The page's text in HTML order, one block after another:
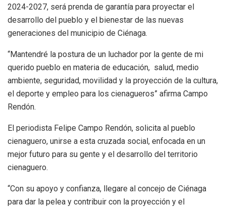
2024-2027, será prenda de garantía para proyectar el
desarrollo del pueblo y el bienestar de las nuevas
generaciones del municipio de Ciénaga.
“Mantendré la postura de un luchador por la gente de mi
querido pueblo en materia de educación, salud, medio
ambiente, seguridad, movilidad y la proyección de la cultura,
el deporte y empleo para los cienagueros” afirma Campo
Rendón.
El periodista Felipe Campo Rendón, solicita al pueblo
cienaguero, unirse a esta cruzada social, enfocada en un
mejor futuro para su gente y el desarrollo del territorio
cienaguero.
“Con su apoyo y confianza, llegare al concejo de Ciénaga
para dar la pelea y contribuir con la proyección y el